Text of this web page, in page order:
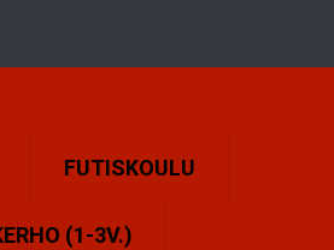
FUTISKOULU
(1-3V.)